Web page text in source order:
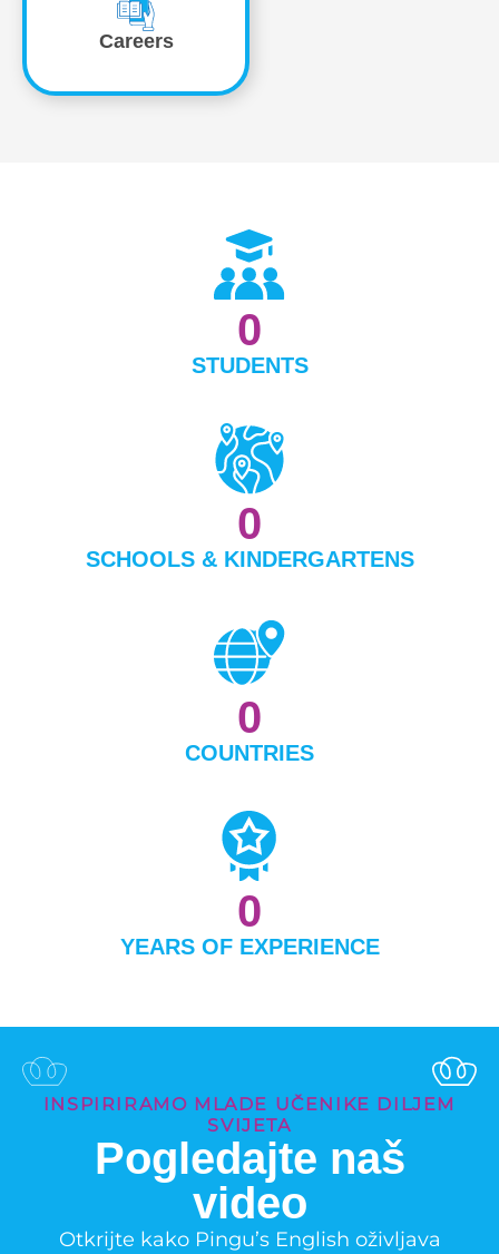
Careers
0
STUDENTS
0
SCHOOLS & KINDERGARTENS
0
COUNTRIES
0
YEARS OF EXPERIENCE
INSPIRIRAMO MLADE UČENIKE DILJEM
SVIJETA
Pogledajte naš
video
Otkrijte kako Pingu’s English oživljava